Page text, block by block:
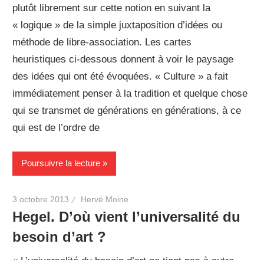
plutôt librement sur cette notion en suivant la
« logique » de la simple juxtaposition d’idées ou
méthode de libre-association. Les cartes
heuristiques ci-dessous donnent à voir le paysage
des idées qui ont été évoquées. « Culture » a fait
immédiatement penser à la tradition et quelque chose
qui se transmet de générations en générations, à ce
qui est de l’ordre de
Poursuivre la lecture
3 octobre 2013 Hervé Moine
Hegel. D’où vient l’universalité du
besoin d’art ?